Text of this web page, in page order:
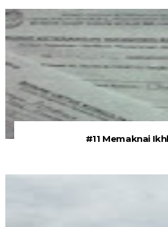
#11 Memaknai